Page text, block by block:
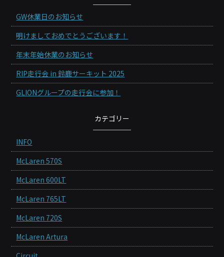
GW休業日のお知らせ
明けましておめでとうございます！
年末年始休業のお知らせ
RIP走行会 in 鈴鹿サーキット 2025
GLIONグループの走行会に参加！
カテゴリー
INFO
McLaren 570S
McLaren 600LT
McLaren 765LT
McLaren 720S
McLaren Artura